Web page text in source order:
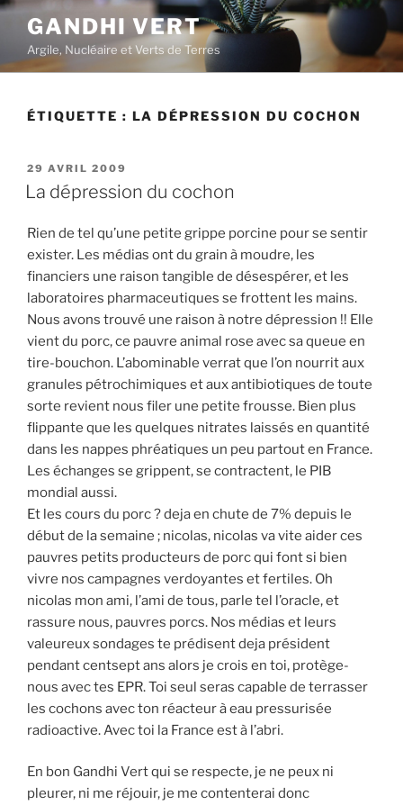
Aller
contenu
principal
GANDHI VERT
Argile, Nucléaire et Verts de Terres
ÉTIQUETTE : LA DÉPRESSION DU COCHON
PUBLIÉ
LE
29 AVRIL 2009
La dépression du cochon
Rien de tel qu’une petite grippe porcine pour se sentir
exister. Les médias ont du grain à moudre, les
financiers une raison tangible de désespérer, et les
laboratoires pharmaceutiques se frottent les mains.
Nous avons trouvé une raison à notre dépression !! Elle
vient du porc, ce pauvre animal rose avec sa queue en
tire-bouchon. L’abominable verrat que l’on nourrit aux
granules pétrochimiques et aux antibiotiques de toute
sorte revient nous filer une petite frousse. Bien plus
flippante que les quelques nitrates laissés en quantité
dans les nappes phréatiques un peu partout en France.
Les échanges se grippent, se contractent, le PIB
mondial aussi.
Et les cours du porc ? deja en chute de 7% depuis le
début de la semaine ; nicolas, nicolas va vite aider ces
pauvres petits producteurs de porc qui font si bien
vivre nos campagnes verdoyantes et fertiles. Oh
nicolas mon ami, l’ami de tous, parle tel l’oracle, et
rassure nous, pauvres porcs. Nos médias et leurs
valeureux sondages te prédisent deja président
pendant centsept ans alors je crois en toi, protège-
nous avec tes EPR. Toi seul seras capable de terrasser
les cochons avec ton réacteur à eau pressurisée
radioactive. Avec toi la France est à l’abri.
En bon Gandhi Vert qui se respecte, je ne peux ni
pleurer, ni me réjouir, je me contenterai donc